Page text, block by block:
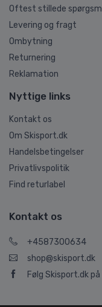
Oftest stillede
Levering og fragt
Ombytning
Returnering
Reklamation
Nyttige links
Kontakt os
Om Skisport.dk
Handelsbetingelser
Privatlivspolitik
Find returlabel
Kontakt os
+4587300634
shop@skisport.dk
Følg Skisport.dk